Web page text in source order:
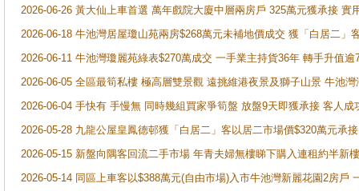
2026-06-26 黃大仙上車首選 萬年戲院大廈中層兩房戶 325萬元獲承接 實
2026-06-18 牛池灣居屋瓊山苑兩房$268萬元未補地價成交 獲「白居二」
2026-06-11 牛池灣瓊麗苑綠表$270萬成交 一手業主持貨36年 轉手升值逾
2026-06-05 全區最筍私樓 極高層雙景觀 遠挑維港夜景及獅子山景 牛池
2026-06-04 手快有 手慢無 同時幾組買家爭筍盤 放盤9天即獲承接 客人
2026-05-28 九龍公屋皇鳳德邨獲「白居二」客以居二市場價$320萬元承接
2026-05-15 新盤向隅客回流二手市場 年青夫婦無樓睇下購入連租約半新
2026-05-14 同區上車客以$388萬元(自由市場)入市牛池灣新麗花園2房戶